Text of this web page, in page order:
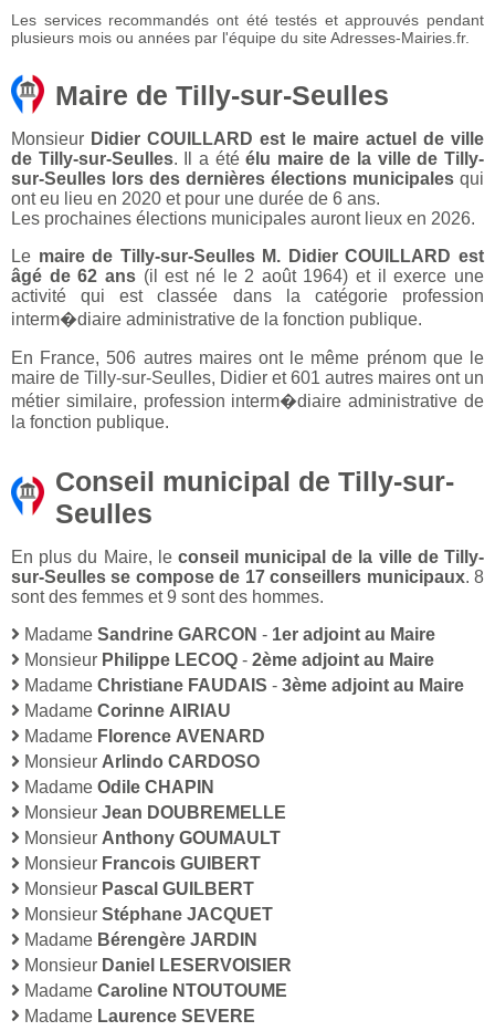
Les services recommandés ont été testés et approuvés pendant
plusieurs mois ou années par l'équipe du site Adresses-Mairies.fr.
Maire de Tilly-sur-Seulles
Monsieur Didier COUILLARD est le maire actuel de ville
de Tilly-sur-Seulles. Il a étéélu maire de la ville de Tilly-
sur-Seulles lors des dernières élections municipales qui
ont eu lieu en 2020 et pour une durée de 6 ans.
Les prochaines élections municipales auront lieux en 2026.
Le maire de Tilly-sur-Seulles M. Didier COUILLARD est
âgé de 62 ans(il est né le 2 août 1964) et il exerce une
activité qui est classée dans la catégorie profession
interm�diaire administrative de la fonction publique.
En France, 506 autres maires ont le même prénom que le
maire de Tilly-sur-Seulles, Didier et 601 autres maires ont un
métier similaire, profession interm�diaire administrative de
la fonction publique.
Conseil municipal de Tilly-sur-
Seulles
En plus du Maire, le conseil municipal de la ville de Tilly-
sur-Seulles se compose de 17 conseillers municipaux. 8
sont des femmes et 9 sont des hommes.
Madame Sandrine GARCON - 1er adjoint au Maire
Monsieur Philippe LECOQ - 2ème adjoint au Maire
Madame Christiane FAUDAIS - 3ème adjoint au Maire
Madame Corinne AIRIAU
Madame Florence AVENARD
Monsieur Arlindo CARDOSO
Madame Odile CHAPIN
Monsieur Jean DOUBREMELLE
Monsieur Anthony GOUMAULT
Monsieur Francois GUIBERT
Monsieur Pascal GUILBERT
Monsieur Stéphane JACQUET
Madame Bérengère JARDIN
Monsieur Daniel LESERVOISIER
Madame Caroline NTOUTOUME
Madame Laurence SEVERE